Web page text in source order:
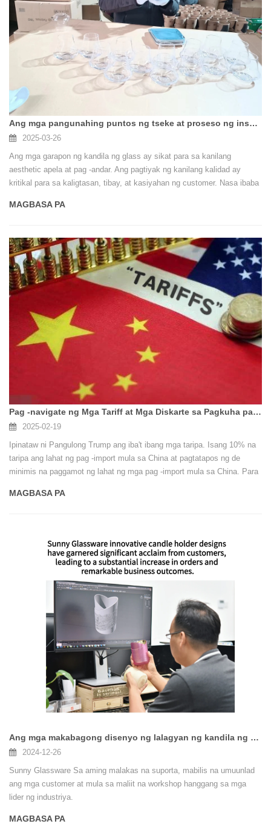
Ang mga pangunahing puntos ng tseke at proseso ng inspeksyon ng glass candle jar inspeksyon
2025-03-26
Ang mga garapon ng kandila ng glass ay sikat para sa kanilang
aesthetic apela at pag -andar. Ang pagtiyak ng kanilang kalidad ay
kritikal para sa kaligtasan, tibay, at kasiyahan ng customer. Nasa ibaba
ng kandila ng kandila, na sumasaklaw sa mga pangunahing punto ng
MAGBASA PA
Pag -navigate ng Mga Tariff at Mga Diskarte sa Pagkuha para sa Pag -import ng Mga May Hawak ng Glass Kandila Mula sa Tsina hanggang sa USA
2025-02-19
Ipinataw ni Pangulong Trump ang iba't ibang mga taripa. Isang 10% na
taripa ang lahat ng pag -import mula sa China at pagtatapos ng de
minimis na paggamot ng lahat ng mga pag -import mula sa China. Para
hawak ng kandila ng salamin mula sa China at pagpapadala sa kanila
optimize ng mga diskarte sa pagkuha ay kritikal upang mabawasan ang
mga gastos at tiyakin na pagsunod. Nasa ibaba ang isang detalyadong
gabay upang matulungan kang gumawa ng mga kaalamang desisyon.
MAGBASA PA
Ang mga makabagong disenyo ng lalagyan ng kandila ng Sunny Glassware ay nakakuha ng makabuluhang pagbubunyi mula sa mga customer
2024-12-26
Sunny Glassware Sa aming malakas na suporta, mabilis na umuunlad
ang mga customer at mula sa maliit na workshop hanggang sa mga
lider ng industriya.
MAGBASA PA